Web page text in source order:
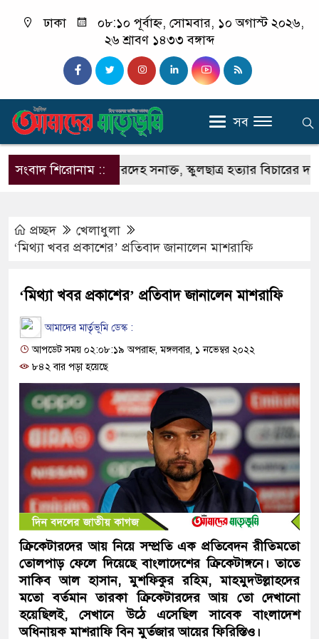
ঢাকা
০৮:১০ পূর্বাহ্ন, সোমবার, ১০ অগাস্ট ২০২৬,
২৬ শ্রাবণ ১৪৩৩ বঙ্গাব্দ
সব
সংবাদ শিরোনাম ::
বস্তাবন্দি মরদেহ সনাক্ত, স্কুলছাত্র হত্যার বিচারের দাবিতে
প্রচ্ছদ
খেলাধুলা
‘মিথ্যা খবর প্রকাশের’ প্রতিবাদ জানালেন মাশরাফি
‘মিথ্যা খবর প্রকাশের’ প্রতিবাদ জানালেন মাশরাফি
আমাদের মার্তৃভূমি ডেস্ক :
আপডেট সময় ০২:০৮:১৯ অপরাহ্ন, মঙ্গলবার, ১ নভেম্বর ২০২২
৮৪২ বার পড়া হয়েছে
ক্রিকেটারদের আয় নিয়ে সম্প্রতি এক প্রতিবেদন রীতিমতো
তোলপাড় ফেলে দিয়েছে বাংলাদেশের ক্রিকেটাঙ্গনে। তাতে
সাকিব আল হাসান, মুশফিকুর রহিম, মাহমুদউল্লাহদের
মতো বর্তমান তারকা ক্রিকেটারদের আয় তো দেখানো
হয়েছিলই, সেখানে উঠে এসেছিল সাবেক বাংলাদেশ
অধিনায়ক মাশরাফি বিন মুর্তজার আয়ের ফিরিস্তিও।